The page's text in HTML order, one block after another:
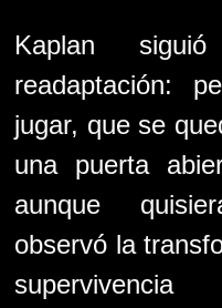
Kaplan
readaptación:
jugar, que se
una puerta
aunque
observó la